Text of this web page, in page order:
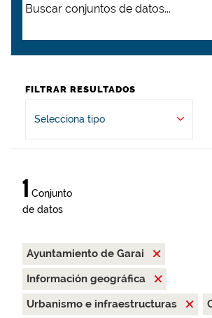
FILTRAR RESULTADOS
Selecciona tipo
1 Conjunto
de datos
Ayuntamiento de Garai
Información geográfica
Urbanismo e infraestructuras